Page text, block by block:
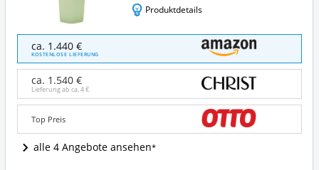
Produktdetails
JUNGHANS
Damenuhr
Meister
Fein
Automatic
Angebote:
diese
Junghans-
ca. 1.440 €
KOSTENLOSE LIEFERUNG
ca. 1.540 €
Lieferung ab ca.4 €
Top Preis
alle 4 Angebote ansehen